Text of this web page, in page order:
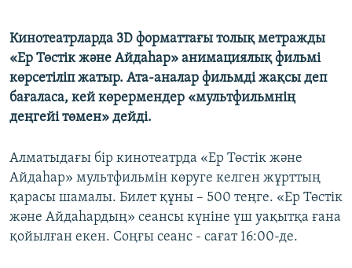
Кинотеатрларда 3D форматтағы толық метражды
«Ер Төстік және Айдаһар» анимациялық фильмі
көрсетіліп жатыр. Ата-аналар фильмді жақсы деп
бағаласа, кей көрермендер «мультфильмнің
деңгейі төмен» дейді.
Алматыдағы бір кинотеатрда «Ер Төстік және
Айдаһар» мультфильмін көруге келген жұрттың
қарасы шамалы. Билет құны – 500 теңге. «Ер Төстік
және Айдаһардың» сеансы күніне үш уақытқа ғана
қойылған екен. Соңғы сеанс - сағат 16:00-де.